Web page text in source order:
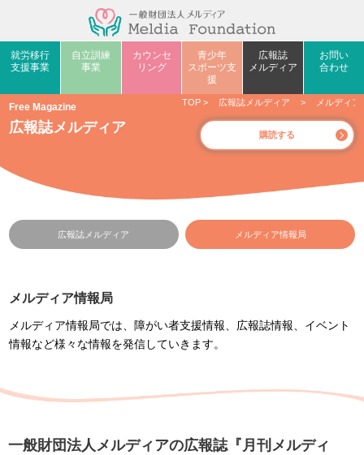
就労移行
支援事業
自立訓練
事業
カウンセ
リング
青少年
スポーツ支
援
広報誌
メルディア
お問い
合わせ
Free Magazine
広報誌メルディア
TOP > 広報誌メルディア > メルディア
購読する
広報誌メルディア メルディア情報局
メルディア情報局
メルディア情報局では、障がい者支援情報、広報誌情報、イベント
情報など様々な情報を発信していきます。
一般財団法人メルディアの広報誌『月刊メルディ